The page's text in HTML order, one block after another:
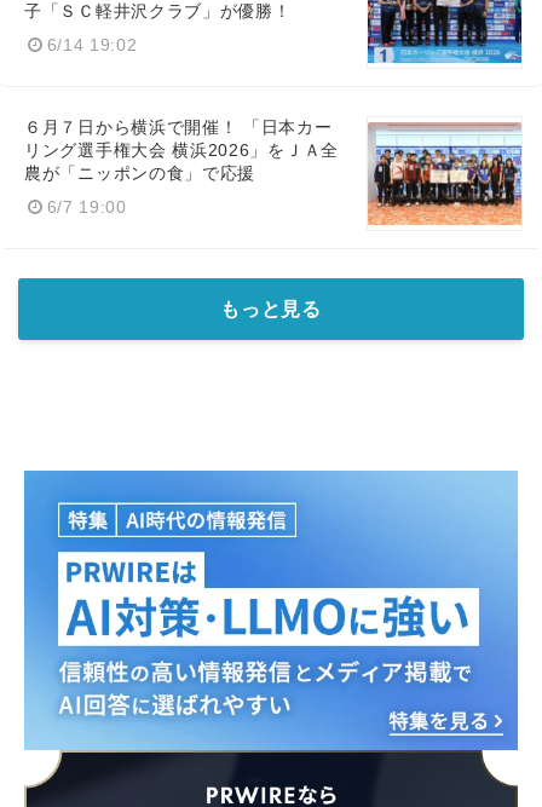
子「ＳＣ軽井沢クラブ」が優勝！
6/14 19:02
６月７日から横浜で開催！ 「日本カー
リング選手権大会 横浜2026」をＪＡ全
農が「ニッポンの食」で応援
6/7 19:00
もっと見る